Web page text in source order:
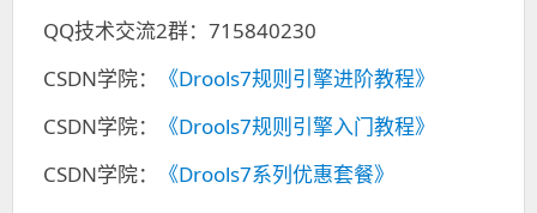
QQ技术交流2群：715840230
CSDN学院：
《Drools7规则引擎进阶教程》
CSDN学院：
《Drools7规则引擎入门教程》
CSDN学院：
《Drools7系列优惠套餐》